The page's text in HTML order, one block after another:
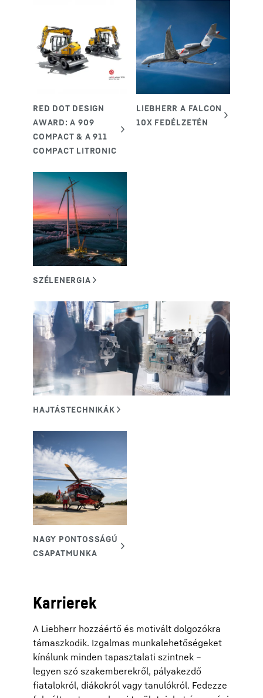
Karrierek
A Liebherr hozzáértő és motivált dolgozókra
támaszkodik. Izgalmas munkalehetőségeket
kínálunk minden tapasztalati szintnek –
legyen szó szakemberekről, pályakezdő
fiatalokról, diákokról vagy tanulókról. Fedezze